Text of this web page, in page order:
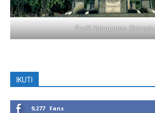
Profil Kabupaten Sidoarjo
IKUTI
9,277 Fans